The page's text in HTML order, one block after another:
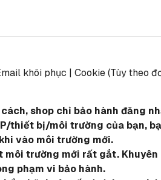
khôi phục | Cookie (Tùy theo
shop chỉ bảo hành đăng
thiết bị/môi trường của bạn,
vào môi trường mới.
trường mới rất gắt.
phạm vi bảo hành.